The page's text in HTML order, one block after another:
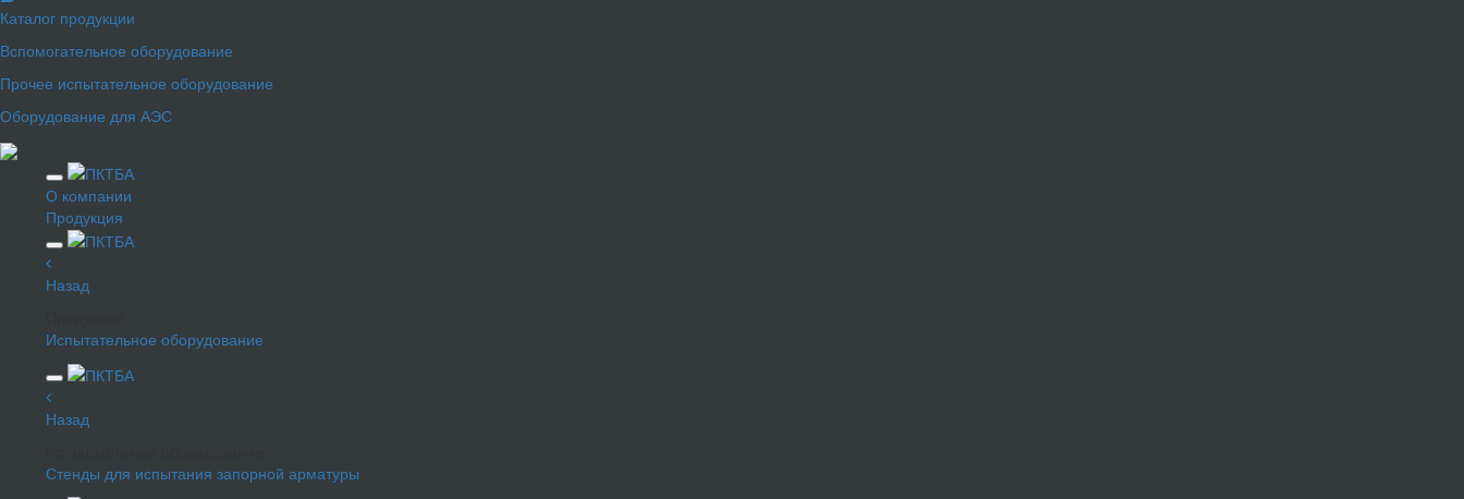
Каталог продукции
Вспомогательное оборудование
Прочее испытательное оборудование
Оборудование для АЭС
О компании
Продукция
Назад
Испытательное оборудование
Назад
Стенды для испытания запорной арматуры